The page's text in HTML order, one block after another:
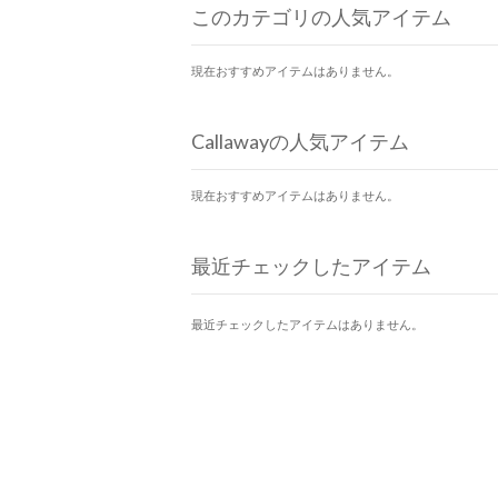
このカテゴリの人気アイテム
現在おすすめアイテムはありません。
Callawayの人気アイテム
現在おすすめアイテムはありません。
最近チェックしたアイテム
最近チェックしたアイテムはありません。